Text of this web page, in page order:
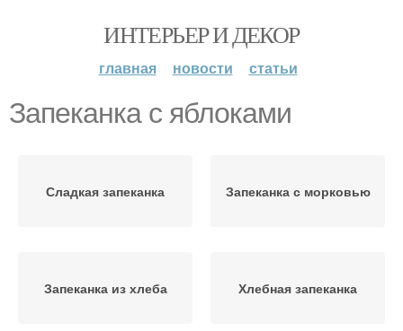
ИНТЕРЬЕР И ДЕКОР
главная новости статьи
Запеканка с яблоками
Сладкая запеканка Запеканка с морковью
Запеканка из хлеба Хлебная запеканка